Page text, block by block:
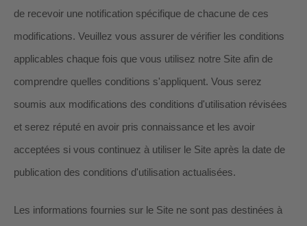
de recevoir une notification spécifique de chacune de ces
modifications. Veuillez vous assurer de vérifier les conditions
applicables chaque fois que vous utilisez notre Site afin de
comprendre quelles conditions s'appliquent. Vous serez
soumis aux modifications des conditions d'utilisation révisées
et serez réputé en avoir pris connaissance et les avoir
acceptées si vous continuez à utiliser le Site après la date de
publication des conditions d'utilisation actualisées.
Les informations fournies sur le Site ne sont pas destinées à